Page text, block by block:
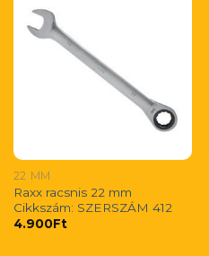
22 MM
Raxx racsnis 22 mm
Cikkszám: SZERSZÁM 412
4.900Ft